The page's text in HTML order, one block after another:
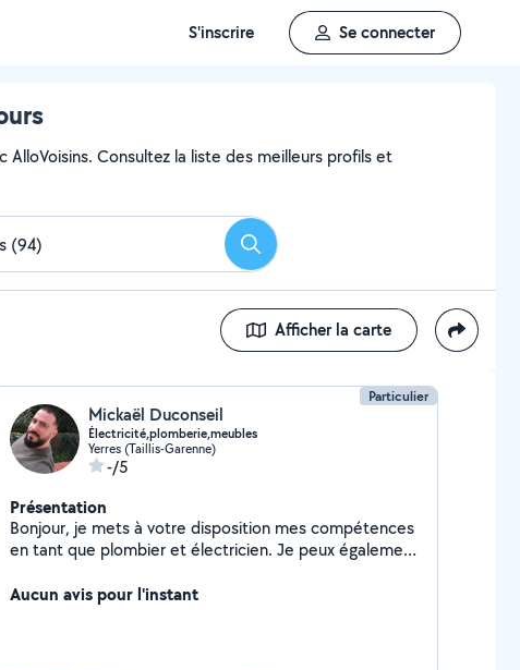
S'inscrire Se connecter
AlloVoisins. Consultez la liste des meilleurs profils et
Rechercher
Afficher la carte
Particulier
Mickaël Duconseil
Électricité,plomberie,meubles
Yerres (Taillis-Garenne)
-/5
Présentation
Bonjour, je mets à votre disposition mes compétences
en tant que plombier et électricien. Je peux également
apporter mon aide lors de votre déménagement. Pour
Aucun avis pour l'instant